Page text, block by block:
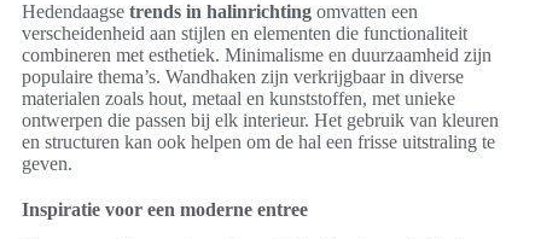
Hedendaagse trends in halinrichting omvatten een
verscheidenheid aan stijlen en elementen die functionaliteit
combineren met esthetiek. Minimalisme en duurzaamheid zijn
populaire thema’s. Wandhaken zijn verkrijgbaar in diverse
materialen zoals hout, metaal en kunststoffen, met unieke
ontwerpen die passen bij elk interieur. Het gebruik van kleuren
en structuren kan ook helpen om de hal een frisse uitstraling te
geven.
Inspiratie voor een moderne entree